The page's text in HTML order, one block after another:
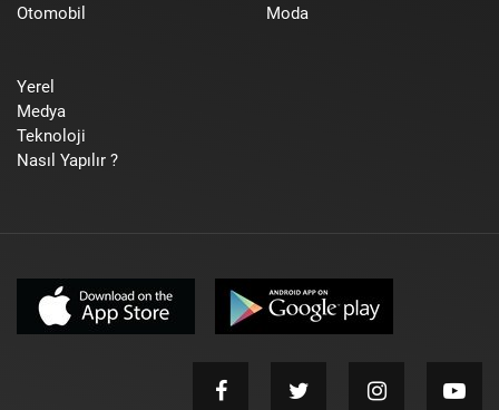
Otomobil
Moda
Yerel
Medya
Teknoloji
Nasıl Yapılır ?